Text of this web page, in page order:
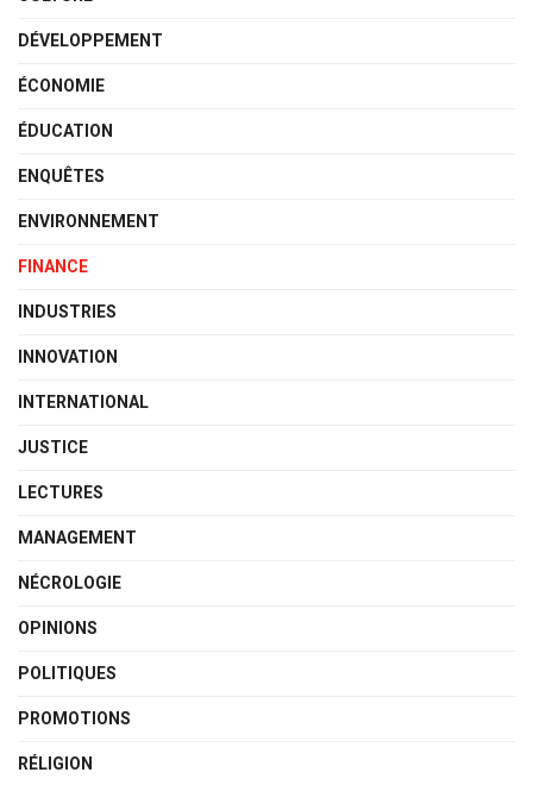
DÉVELOPPEMENT
ÉCONOMIE
ÉDUCATION
ENQUÊTES
ENVIRONNEMENT
FINANCE
INDUSTRIES
INNOVATION
INTERNATIONAL
JUSTICE
LECTURES
MANAGEMENT
NÉCROLOGIE
OPINIONS
POLITIQUES
PROMOTIONS
RÉLIGION